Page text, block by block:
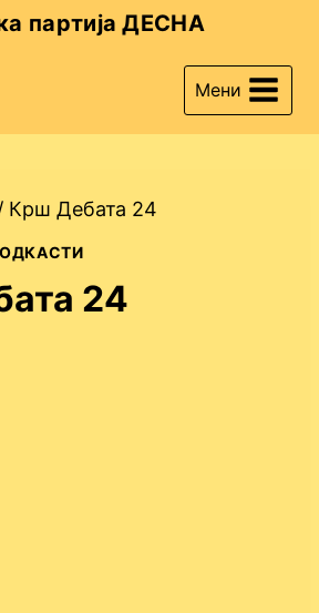
партија ДЕСНА
Мени
Крш Дебата 24
24